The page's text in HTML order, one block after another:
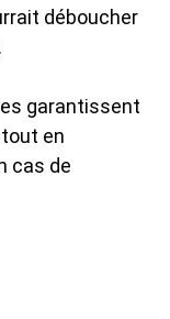
déboucher
garantissent
en
cas de